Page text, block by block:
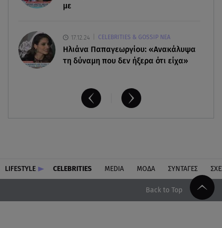
με
17.12.24 CELEBRITIES & GOSSIP ΝΕΑ
Ηλιάνα Παπαγεωργίου: «Ανακάλυψα
τη δύναμη που δεν ήξερα ότι είχα»
LIFESTYLE CELEBRITIES MEDIA ΜΟΔΑ ΣΥΝΤΑΓΕΣ
Back to Top